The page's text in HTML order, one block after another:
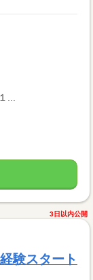
...
3日以内公開
験スタート